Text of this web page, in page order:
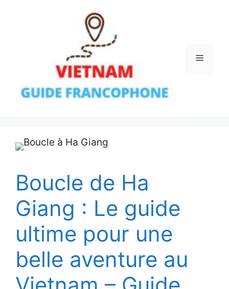
Menu
Boucle de Ha
Giang : Le guide
ultime pour une
belle aventure au